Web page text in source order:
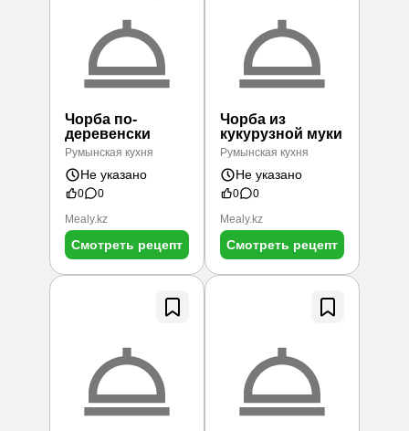
Чорба по-
деревенски
Румынская кухня
Не указано
0
0
Mealy.kz
Смотреть рецепт
Чорба из
кукурузной муки
Румынская кухня
Не указано
0
0
Mealy.kz
Смотреть рецепт